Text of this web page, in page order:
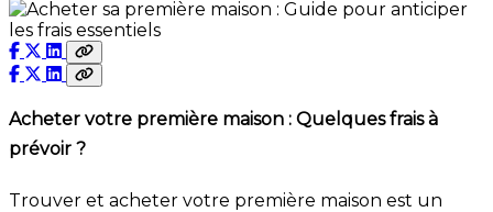
Acheter votre première maison : Quelques frais à
prévoir ?
Trouver et acheter votre première maison est un